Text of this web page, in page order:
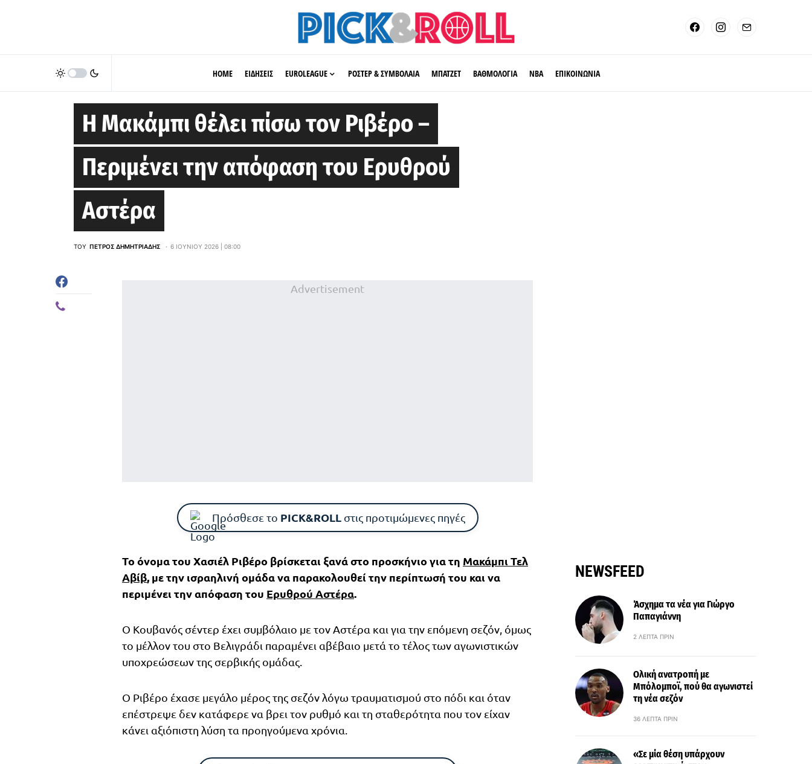
HOME ΕΙΔΗΣΕΙΣ EUROLEAGUE ΡΟΣΤΕΡ & ΣΥΜΒΟΛΑΙΑ ΜΠΑΤΖΕΤ ΒΑΘΜΟΛΟΓΙΑ ΝΒΑ ΕΠΙΚΟΙΝΩΝΙΑ
Η Μακάμπι θέλει πίσω τον Ριβέρο –
Περιμένει την απόφαση του Ερυθρού
Αστέρα
ΤΟΥ ΠΈΤΡΟΣ ΔΗΜΗΤΡΙΆΔΗΣ 6 ΙΟΥΝΊΟΥ 2026 | 08:00
Advertisement
Πρόσθεσε το PICK&ROLLστις προτιμώμενες πηγές
Το όνομα του Xασιέλ Ριβέρο βρίσκεται ξανά στο προσκήνιο για τη Μακάμπι Τελ
Αβίβ, με την ισραηλινή ομάδα να παρακολουθεί την περίπτωσή του και να
περιμένει την απόφαση του Ερυθρού Αστέρα.
Ο Κουβανός σέντερ έχει συμβόλαιο με τον Αστέρα και για την επόμενη σεζόν, όμως
το μέλλον του στο Βελιγράδι παραμένει αβέβαιο μετά το τέλος των αγωνιστικών
υποχρεώσεων της σερβικής ομάδας.
Ο Ριβέρο έχασε μεγάλο μέρος της σεζόν λόγω τραυματισμού στο πόδι και όταν
επέστρεψε δεν κατάφερε να βρει τον ρυθμό και τη σταθερότητα που τον είχαν
κάνει αξιόπιστη λύση τα προηγούμενα χρόνια.
NEWSFEED
Άσχημα τα νέα για Γιώργο
Παπαγιάννη
2 ΛΕΠΤΆ ΠΡΙΝ
Ολική ανατροπή με
Μπόλομποϊ, πού θα αγωνιστεί
τη νέα σεζόν
36 ΛΕΠΤΆ ΠΡΙΝ
«Σε μία θέση υπάρχουν